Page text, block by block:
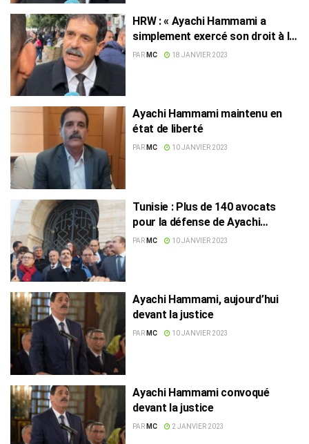
HRW : « Ayachi Hammami a
simplement exercé son droit à la
liberté d’expression »
PAR MC 18 JANVIER 2023
Ayachi Hammami maintenu en
état de liberté
PAR MC 10 JANVIER 2023
Tunisie : Plus de 140 avocats
pour la défense de Ayachi
Hammami
PAR MC 10 JANVIER 2023
Ayachi Hammami, aujourd’hui
devant la justice
PAR MC 10 JANVIER 2023
Ayachi Hammami convoqué
devant la justice
PAR MC 2 JANVIER 2023